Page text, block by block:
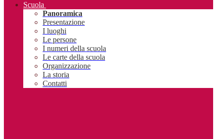
Scuola
Panoramica
Presentazione
I luoghi
Le persone
I numeri della scuola
Le carte della scuola
Organizzazione
La storia
Contatti